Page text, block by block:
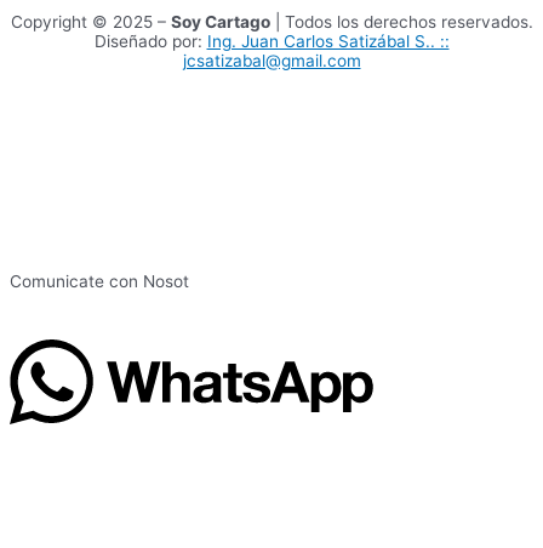
Copyright © 2025 – Soy Cartago| Todos los derechos reservados.
Diseñado por: Ing. Juan Carlos Satizábal S.. ::
jcsatizabal@gmail.com
Comunicate con Nosot